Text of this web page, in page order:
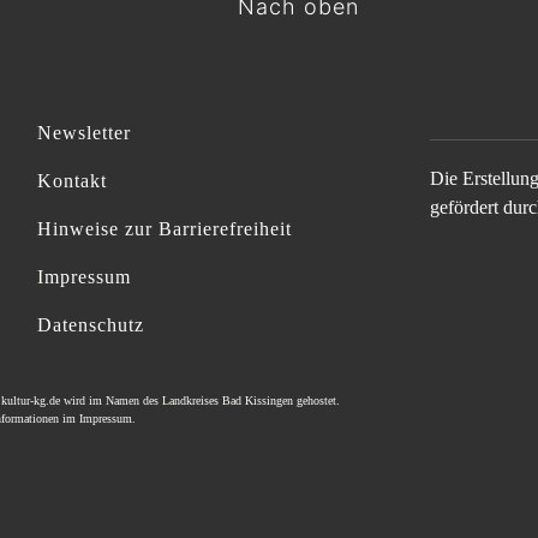
Nach oben
Newsletter
Kontakt
Hinweise zur Barrierefreiheit
Impressum
Datenschutz
kultur-kg.dewird im Namen des Landkreises Bad Kissingengehostet.
im Impressum
Die
gefördert